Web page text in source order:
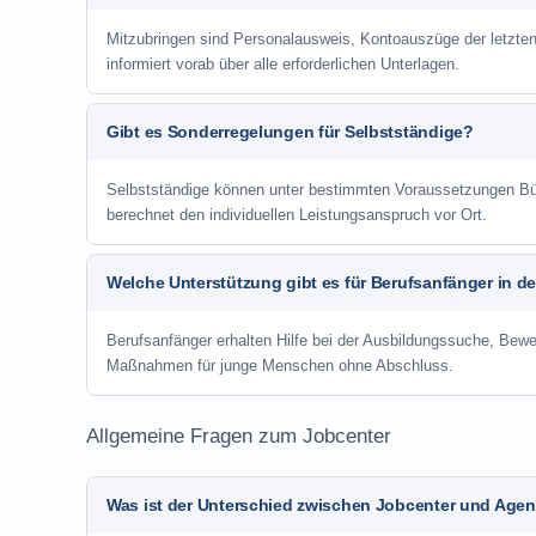
Mitzubringen sind Personalausweis, Kontoauszüge der
informiert vorab über alle erforderlichen Unterlagen.
Gibt es Sonderregelungen für Selbstständige?
Selbstständige können unter bestimmten Voraussetzungen
berechnet den individuellen Leistungsanspruch vor Ort.
Welche Unterstützung gibt es für Berufsanfänger in
Berufsanfänger erhalten Hilfe bei der Ausbildungssuche,
Maßnahmen für junge Menschen ohne Abschluss.
Allgemeine Fragen zum Jobcenter
Was ist der Unterschied zwischen Jobcenter und